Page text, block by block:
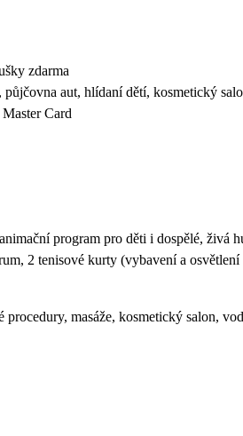
zdarma
aut, hlídaní dětí, kosmetický
Card
program pro děti i dospělé, živá
2 tenisové kurty (vybavení a
procedury, masáže, kosmetický salon,